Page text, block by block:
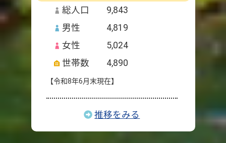
総人口
9,843
男性
4,819
女性
5,024
世帯数
4,890
【令和8年6月末現在】
推移をみる